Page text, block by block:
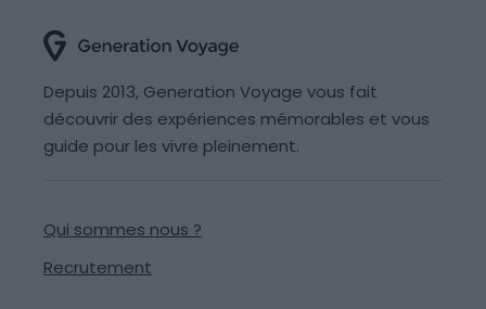
Depuis 2013, Generation Voyage vous fait
découvrir des expériences mémorables et vous
guide pour les vivre pleinement.
Qui sommes nous ?
Recrutement